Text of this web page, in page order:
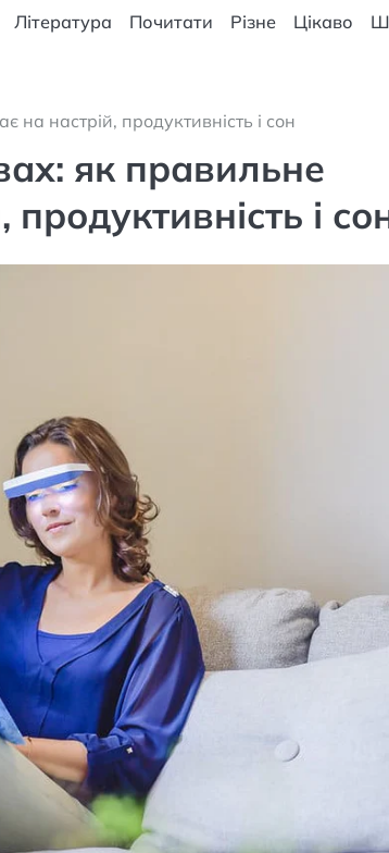
Література Почитати Різне Цікаво
на настрій, продуктивність і сон
як правильне
і